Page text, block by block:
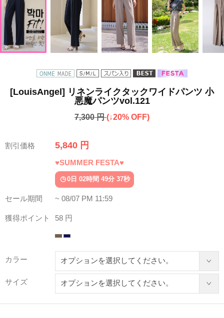
[LouisAngel] リネンライクタックワイドパンツ 小
悪魔パンツvol.121
7,300 円(↓20% OFF)
割引価格 5,840 円
♥SUMMER FESTA♥
0日 02時間 49分 34秒
セール期間 ~ 08/07 PM 11:59
獲得ポイント 58 円
カラー
サイズ